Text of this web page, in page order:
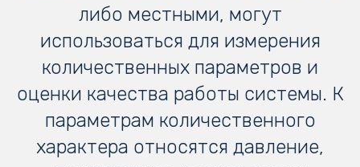
либо местными, могут
использоваться для измерения
количественных параметров и
оценки качества работы системы. К
параметрам количественного
характера относятся давление,